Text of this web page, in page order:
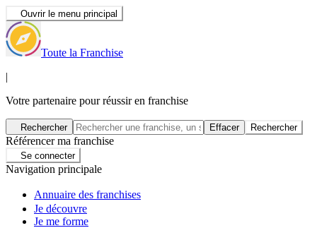
Ouvrir le menu principal
Toute la Franchise
|
Votre partenaire pour réussir en franchise
Rechercher Effacer Rechercher
Référencer ma franchise
Se connecter
Navigation principale
Annuaire des franchises
Je découvre
Je me forme